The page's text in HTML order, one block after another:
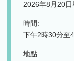
晚上7時正 - 晚
香港中央圖書館